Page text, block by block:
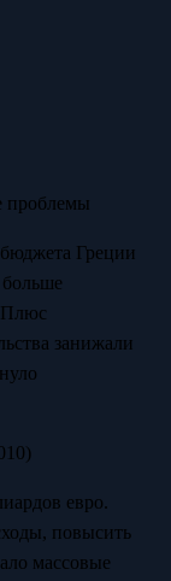
проблемы
Греции
Плюс
занижали
евро.
повысить
массовые